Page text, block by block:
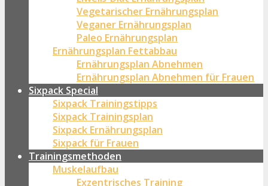
Vegetarischer Ernährungsplan
Veganer Ernährungsplan
Paleo Ernährungsplan
Ernährungsplan Fettabbau
Ernährungsplan Abnehmen
Ernährungsplan Abnehmen für Frauen
Sixpack Special
Sixpack Trainingstipps
Sixpack Trainingsplan
Sixpack Ernährungsplan
Sixpack für Frauen
Trainingsmethoden
Muskelaufbau
Exzentrisches Training